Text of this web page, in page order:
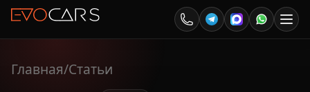
Главная/Статьи